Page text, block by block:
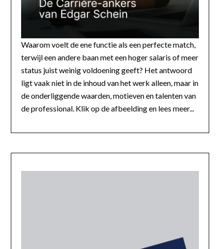
Waarom voelt de ene functie als een perfecte match,
terwijl een andere baan met een hoger salaris of meer
status juist weinig voldoening geeft? Het antwoord
ligt vaak niet in de inhoud van het werk alleen, maar in
de onderliggende waarden, motieven en talenten van
de professional. Klik op de afbeelding en lees meer...